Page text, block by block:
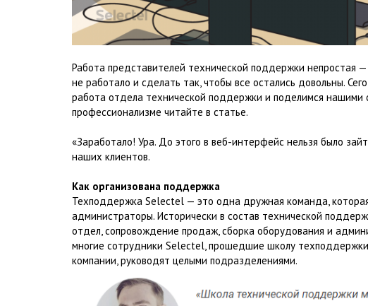
Работа представителей технической поддержки непростая
не работало и сделать так, чтобы все остались довольны.
работа отдела технической поддержки и поделимся
профессионализме читайте в статье.
«Заработало! Ура. До этого в веб-интерфейс нельзя было
наших клиентов.
Как организована поддержка
Техподдержка Selectel — это одна дружная команда,
администраторы. Исторически в состав технической
отдел, сопровождение продаж, сборка оборудования и
многие сотрудники Selectel, прошедшие школу
компании, руководят целыми подразделениями.